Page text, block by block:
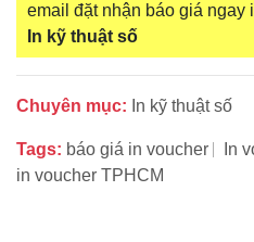
email đặt nhận báo giá ngay
In kỹ thuật số
Chuyên mục: In kỹ thuật số
Tags: báo giá in voucher
In
in voucher TPHCM